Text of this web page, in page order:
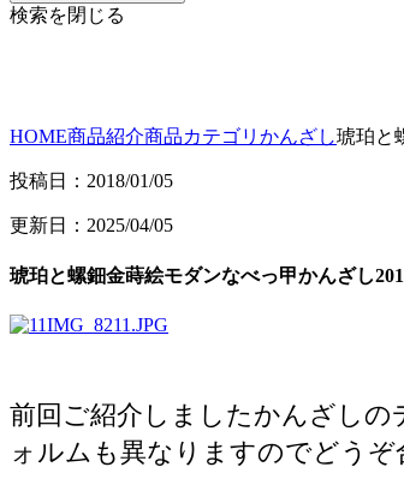
検索を閉じる
HOME商品紹介商品カテゴリ かんざし琥珀と
投稿日：2018/01/05
更新日：2025/04/05
琥珀と螺鈿金蒔絵モダンなべっ甲かんざし
前回ご紹介しましたかんざし
ォルムも異なりますのでどうぞ